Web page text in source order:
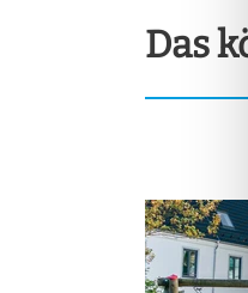
Das